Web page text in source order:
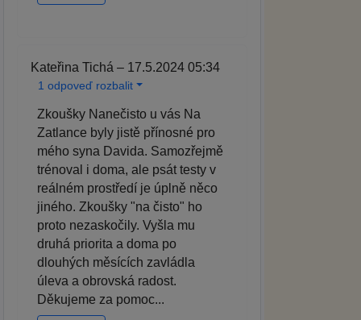
Kateřina Tichá – 17.5.2024 05:34
1 odpoveď rozbalit
Zkoušky Nanečisto u vás Na
Zatlance byly jistě přínosné pro
mého syna Davida. Samozřejmě
trénoval i doma, ale psát testy v
reálném prostředí je úplně něco
jiného. Zkoušky "na čisto" ho
proto nezaskočily. Vyšla mu
druhá priorita a doma po
dlouhých měsících zavládla
úleva a obrovská radost.
Děkujeme za pomoc...